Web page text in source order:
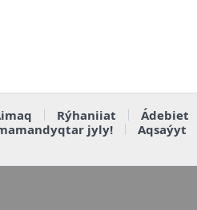
Rýhaniiat Ádebiet
jyly! Aqsaýyt